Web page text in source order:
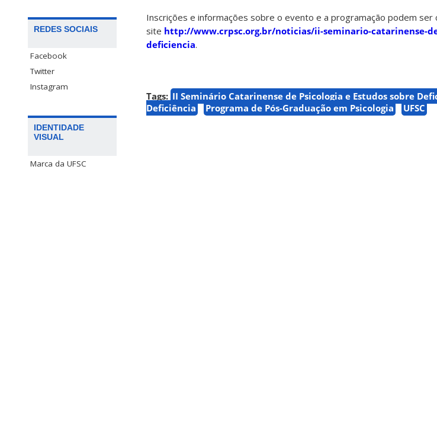
REDES SOCIAIS
Facebook
Twitter
Instagram
IDENTIDADE
VISUAL
Marca da UFSC
Inscrições e informações sobre o evento e a programação podem ser
site http://www.crpsc.org.br/noticias/ii-seminario-catarinense-
deficiencia.
Tags: II Seminário Catarinense de Psicologia e Estudos sobre
Deficiência
Programa de Pós-Graduação em Psicologia UFSC